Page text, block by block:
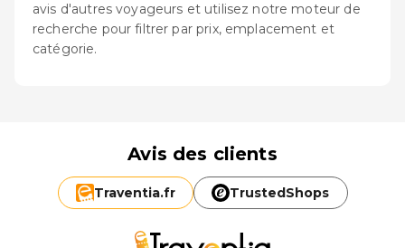
avis d'autres voyageurs et utilisez notre moteur de
recherche pour filtrer par prix, emplacement et
catégorie.
Avis des clients
Traventia.fr TrustedShops